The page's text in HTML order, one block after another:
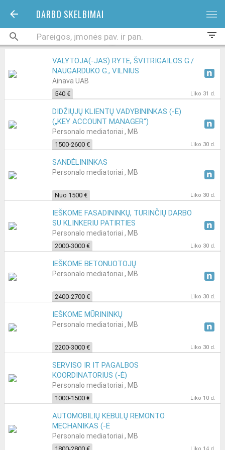
DARBO SKELBIMAI bars
filter_list
VALYTOJA(-JAS) RYTE, ŠVITRIGAILOS G./
NAUGARDUKO G., VILNIUS
Ainava UAB
540 € Liko 31 d.
DIDŽIŲJŲ KLIENTŲ VADYBININKAS (-Ė)
(„KEY ACCOUNT MANAGER“)
Personalo mediatoriai , MB
1500-2600 € Liko 30 d.
SANDĖLININKAS
Personalo mediatoriai , MB
Nuo 1500 € Liko 30 d.
IEŠKOME FASADININKŲ, TURINČIŲ DARBO
SU KLINKERIU PATIRTIES
Personalo mediatoriai , MB
2000-3000 € Liko 30 d.
IEŠKOME BETONUOTOJŲ
Personalo mediatoriai , MB
2400-2700 € Liko 30 d.
IEŠKOME MŪRININKŲ
Personalo mediatoriai , MB
2200-3000 € Liko 30 d.
SERVISO IR IT PAGALBOS
KOORDINATORIUS (-Ė)
Personalo mediatoriai , MB
1000-1500 € Liko 10 d.
AUTOMOBILIŲ KĖBULŲ REMONTO
MECHANIKAS (-Ė
Personalo mediatoriai , MB